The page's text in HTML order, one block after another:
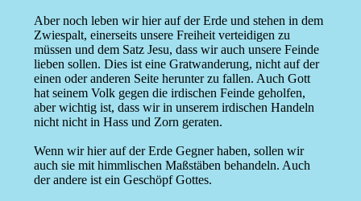
Aber noch leben wir hier auf der Erde und stehen in dem
Zwiespalt, einerseits unsere Freiheit verteidigen zu
müssen und dem Satz Jesu, dass wir auch unsere Feinde
lieben sollen. Dies ist eine Gratwanderung, nicht auf der
einen oder anderen Seite herunter zu fallen. Auch Gott
hat seinem Volk gegen die irdischen Feinde geholfen,
aber wichtig ist, dass wir in unserem irdischen Handeln
nicht nicht in Hass und Zorn geraten.
Wenn wir hier auf der Erde Gegner haben, sollen wir
auch sie mit himmlischen Maßstäben behandeln. Auch
der andere ist ein Geschöpf Gottes.